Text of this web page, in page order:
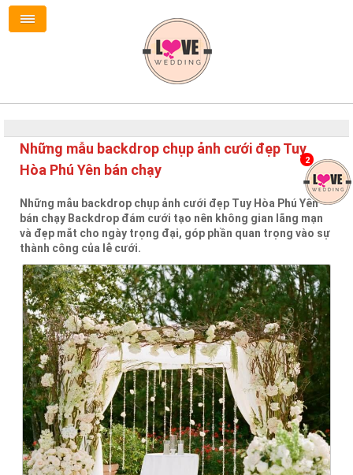
Những mẫu backdrop chụp ảnh cưới đẹp Tuy
Hòa Phú Yên bán chạy
Những mẫu backdrop chụp ảnh cưới đẹp Tuy Hòa Phú Yên
bán chạy Backdrop đám cưới tạo nên không gian lãng mạn
và đẹp mắt cho ngày trọng đại, góp phần quan trọng vào sự
thành công của lễ cưới.
2